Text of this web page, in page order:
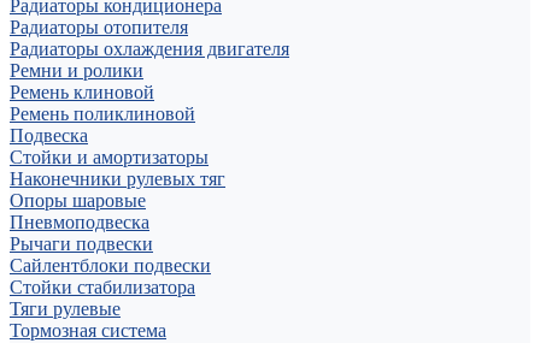
Радиаторы кондиционера
Радиаторы отопителя
Радиаторы охлаждения двигателя
Ремни и ролики
Ремень клиновой
Ремень поликлиновой
Подвеска
Стойки и амортизаторы
Наконечники рулевых тяг
Опоры шаровые
Пневмоподвеска
Рычаги подвески
Сайлентблоки подвески
Стойки стабилизатора
Тяги рулевые
Тормозная система